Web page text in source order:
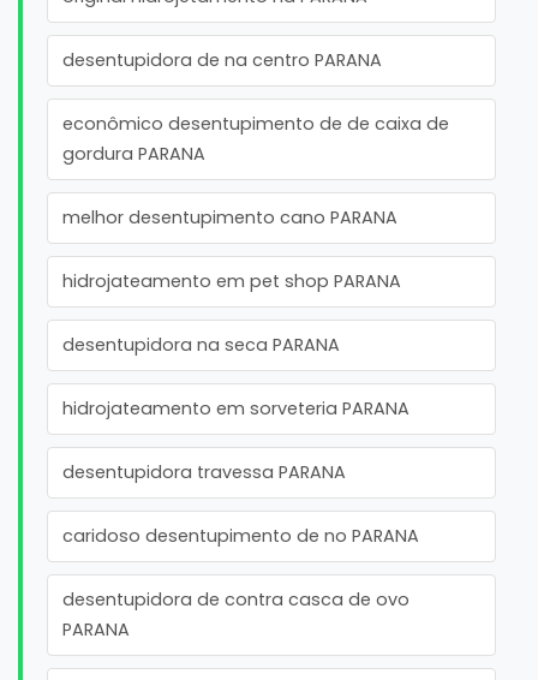
desentupidora de na centro PARANA
econômico desentupimento de de caixa de
gordura PARANA
melhor desentupimento cano PARANA
hidrojateamento em pet shop PARANA
desentupidora na seca PARANA
hidrojateamento em sorveteria PARANA
desentupidora travessa PARANA
caridoso desentupimento de no PARANA
desentupidora de contra casca de ovo
PARANA